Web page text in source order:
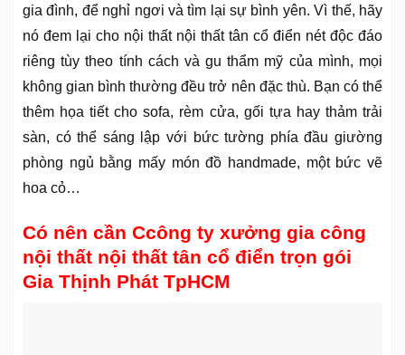
gia đình, để nghỉ ngơi và tìm lại sự bình yên. Vì thế, hãy
nó đem lại cho nội thất nội thất tân cổ điển nét độc đáo
riêng tùy theo tính cách và gu thẩm mỹ của mình, mọi
không gian bình thường đều trở nên đặc thù. Bạn có thể
thêm họa tiết cho sofa, rèm cửa, gối tựa hay thảm trải
sàn, có thể sáng lập với bức tường phía đầu giường
phòng ngủ bằng mấy món đồ handmade, một bức vẽ
hoa cỏ…
Có nên cần Ccông ty xưởng gia công
nội thất nội thất tân cổ điển trọn gói
Gia Thịnh Phát TpHCM